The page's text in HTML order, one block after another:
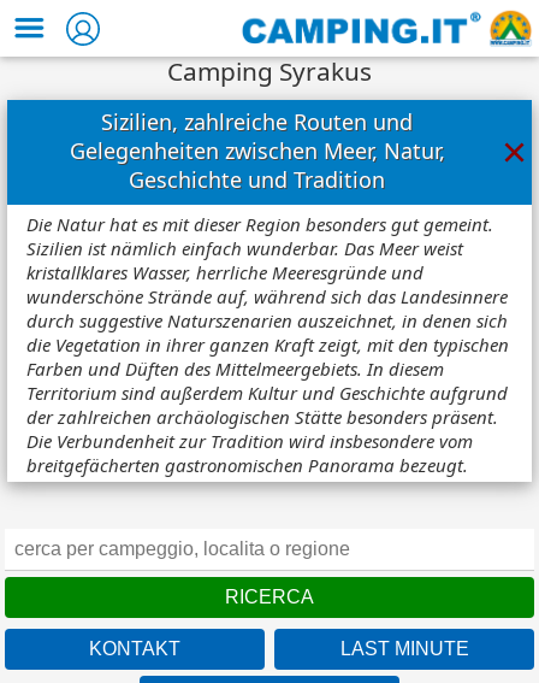
Camping Syrakus
Sizilien, zahlreiche Routen und
Gelegenheiten zwischen Meer, Natur,
Geschichte und Tradition
×
Die Natur hat es mit dieser Region besonders gut gemeint.
Sizilien ist nämlich einfach wunderbar. Das Meer weist
kristallklares Wasser, herrliche Meeresgründe und
wunderschöne Strände auf, während sich das Landesinnere
durch suggestive Naturszenarien auszeichnet, in denen sich
die Vegetation in ihrer ganzen Kraft zeigt, mit den typischen
Farben und Düften des Mittelmeergebiets. In diesem
Territorium sind außerdem Kultur und Geschichte aufgrund
der zahlreichen archäologischen Stätte besonders präsent.
Die Verbundenheit zur Tradition wird insbesondere vom
breitgefächerten gastronomischen Panorama bezeugt.
KONTAKT LAST MINUTE